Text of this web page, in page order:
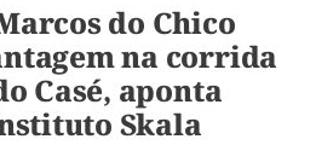
do Chico
na corrida
Casé, aponta
Skala